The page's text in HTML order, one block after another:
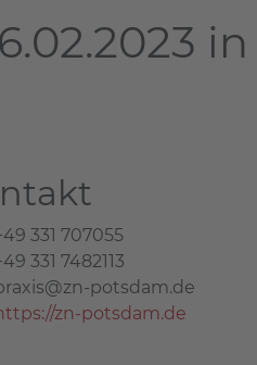
331 707055
331 7482113
potsdam.de
zn-potsdam.de